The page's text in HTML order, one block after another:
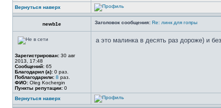
Вернуться наверх
newb1e Заголовок сообщения: Re: линк для гопры
Зарегистрирован: 30 авг
2013, 17:48
Сообщений: 65
Благодарил (а): 0 раз.
Поблагодарили: 8 раз.
ФИО: Oleg Kochergin
Пункты репутации: 0
а это малинка в десять раз дороже) и
Вернуться наверх